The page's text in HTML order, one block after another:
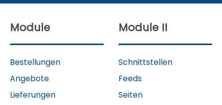
Module
Bestellungen
Angebote
Lieferungen
Module II
Schnittstellen
Feeds
Seiten